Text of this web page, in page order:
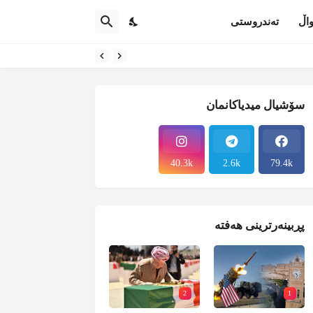
تەندروستی
سۆشیال میدیاکانمان
79.4k
2.6k
40.3k
پڕبینەرترینی هەفتە
1
2